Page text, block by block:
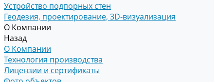
Устройство подпорных стен
Геодезия, проектирование, 3D-визуализация
О Компании
Назад
О Компании
Технология производства
Лицензии и сертификаты